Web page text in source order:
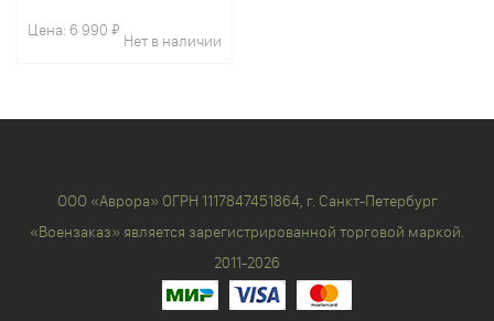
Цена:6 990 ₽
Нет в наличии
ООО «Аврора» ОГРН 1117847451864, г. Санкт-Петербург
«Воензаказ» является зарегистрированной торговой маркой.
2011-2026